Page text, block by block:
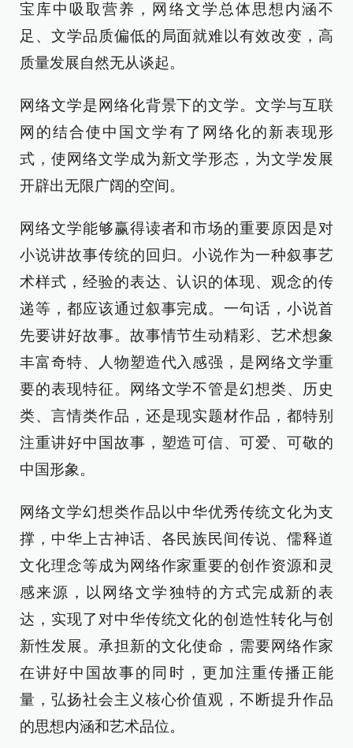
宝库中吸取营养，网络文学总体思想内涵不
足、文学品质偏低的局面就难以有效改变，高
质量发展自然无从谈起。
网络文学是网络化背景下的文学。文学与互联
网的结合使中国文学有了网络化的新表现形
式，使网络文学成为新文学形态，为文学发展
开辟出无限广阔的空间。
网络文学能够赢得读者和市场的重要原因是对
小说讲故事传统的回归。小说作为一种叙事艺
术样式，经验的表达、认识的体现、观念的传
递等，都应该通过叙事完成。一句话，小说首
先要讲好故事。故事情节生动精彩、艺术想象
丰富奇特、人物塑造代入感强，是网络文学重
要的表现特征。网络文学不管是幻想类、历史
类、言情类作品，还是现实题材作品，都特别
注重讲好中国故事，塑造可信、可爱、可敬的
中国形象。
网络文学幻想类作品以中华优秀传统文化为支
撑，中华上古神话、各民族民间传说、儒释道
文化理念等成为网络作家重要的创作资源和灵
感来源，以网络文学独特的方式完成新的表
达，实现了对中华传统文化的创造性转化与创
新性发展。承担新的文化使命，需要网络作家
在讲好中国故事的同时，更加注重传播正能
量，弘扬社会主义核心价值观，不断提升作品
的思想内涵和艺术品位。